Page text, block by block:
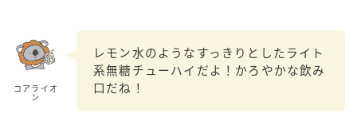
宝酒造
焼酎ハイボール
タカラCANチューハイ
コアライオ
ン
レモン水のようなすっきりとしたライト
系無糖チューハイだよ！かろやかな飲み
口だね！